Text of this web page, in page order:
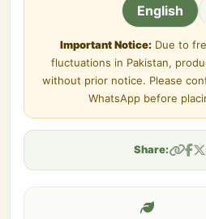
English
Important Notice: Due to
fluctuations in Pakistan,
without prior notice. Please
WhatsApp before
Share: